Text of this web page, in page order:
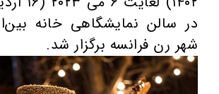
در سالن نمایشگاهی خانه
شهر رن فرانسه برگزار شد.